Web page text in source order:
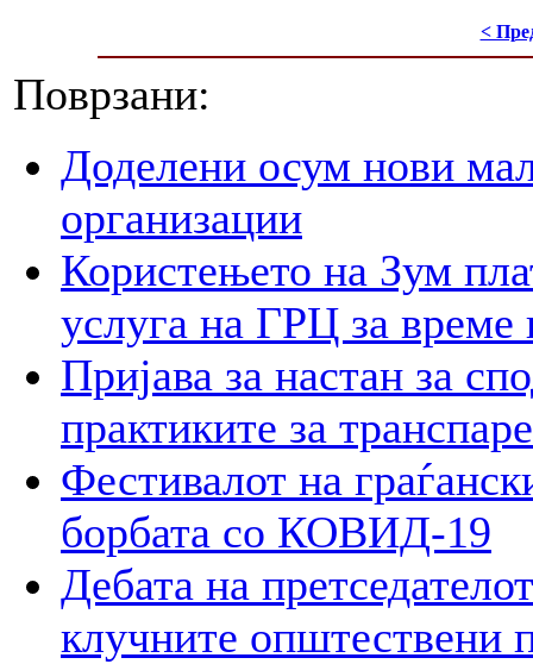
<
Поврзани:
Доделени осум нови
организации
Користењето на Зум
услуга на ГРЦ за време
Пријава за настан за
практиките за
Фестивалот на
борбата со КОВИД-19
Дебата на
клучните општествени